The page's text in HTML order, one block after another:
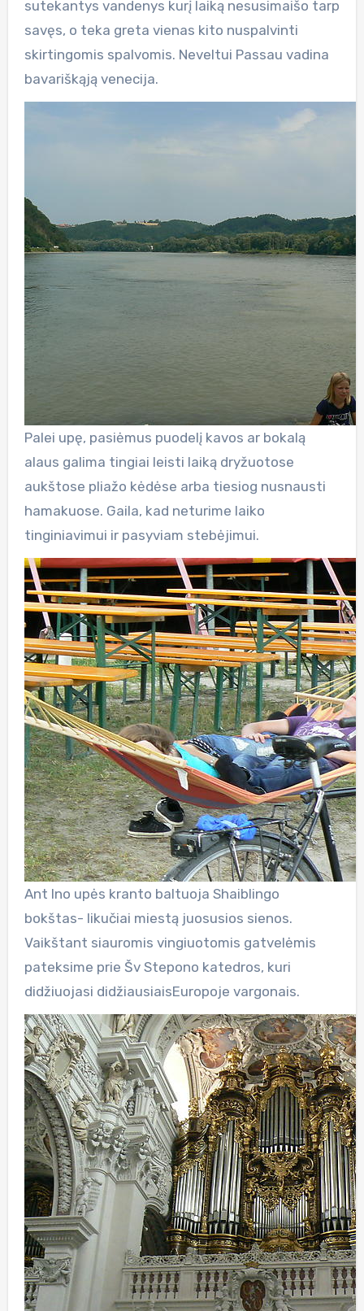
sutekantys vandenys kurį laiką nesusimaišo tarp
savęs, o teka greta vienas kito nuspalvinti
skirtingomis spalvomis. Neveltui Passau vadina
bavariškąją venecija.
Palei upę, pasiėmus puodelį kavos ar bokalą
alaus galima tingiai leisti laiką dryžuotose
aukštose pliažo kėdėse arba tiesiog nusnausti
hamakuose. Gaila, kad neturime laiko
tinginiavimui ir pasyviam stebėjimui.
Ant Ino upės kranto baltuoja Shaiblingo
bokštas- likučiai miestą juosusios sienos.
Vaikštant siauromis vingiuotomis gatvelėmis
pateksime prie Šv Stepono katedros, kuri
didžiuojasi didžiausiaisEuropoje vargonais.